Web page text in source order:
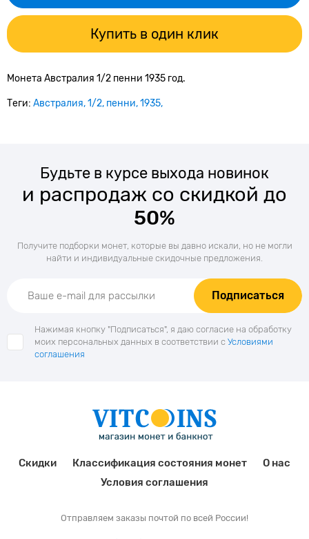
Купить в один клик
Монета Австралия 1/2 пенни 1935 год.
Теги: Австралия 1/2 пенни 1935
Будьте в курсе выхода новинок
и распродаж со скидкой до
50%
Получите подборки монет, которые вы давно искали, но не могли
найти и индивидуальные скидочные предложения.
Подписаться
Нажимая кнопку "Подписаться", я даю согласие на обработку
моих персональных данных в соответствии с Условиями
соглашения
Скидки Классификация состояния монет
О нас
Условия соглашения
Отправляем заказы почтой по всей России!